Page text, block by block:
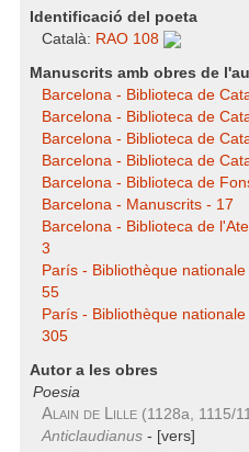
Identificació del poeta
Català: RAO 108
Manuscrits amb obres de
Barcelona - Biblioteca de
Barcelona - Biblioteca de
Barcelona - Biblioteca de
Barcelona - Biblioteca de
Barcelona - Biblioteca de
Barcelona - Manuscrits - 17
Barcelona - Biblioteca de
3
París - Bibliothèque
55
París - Bibliothèque
305
Autor a les obres
Poesia
Alain de Lille (1128a, 1115/
Anticlaudianus - [vers]